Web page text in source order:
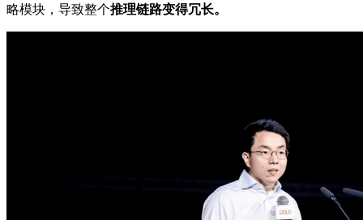
略模块，导致整个推理链路变得冗长。